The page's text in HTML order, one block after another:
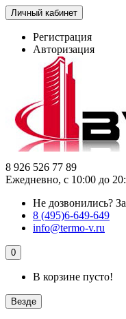
Личный кабинет
Регистрация
Авторизация
8 926 526 77 89
Ежедневно, с 10:00 до
Не дозвонились?
8 (495)6-649-649
info@termo-v.ru
0
В корзине пусто!
Везде